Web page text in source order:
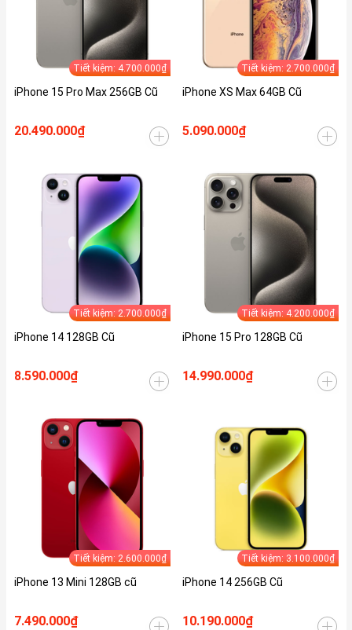
Tiết kiệm: 4.700.000₫
iPhone 15 Pro Max 256GB Cũ
20.490.000₫
Tiết kiệm: 2.700.000₫
iPhone XS Max 64GB Cũ
5.090.000₫
Tiết kiệm: 2.700.000₫
iPhone 14 128GB Cũ
8.590.000₫
Tiết kiệm: 4.200.000₫
iPhone 15 Pro 128GB Cũ
14.990.000₫
Tiết kiệm: 2.600.000₫
iPhone 13 Mini 128GB cũ
7.490.000₫
Tiết kiệm: 3.100.000₫
iPhone 14 256GB Cũ
10.190.000₫